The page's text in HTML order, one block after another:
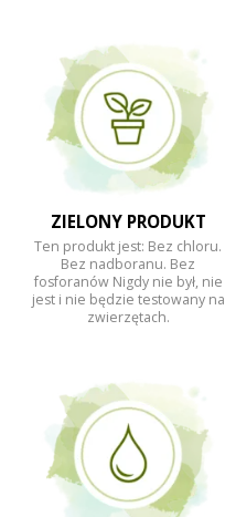
ZIELONY PRODUKT
Ten produkt jest: Bez chloru.
Bez nadboranu. Bez
fosforanów Nigdy nie był, nie
jest i nie będzie testowany na
zwierzętach.